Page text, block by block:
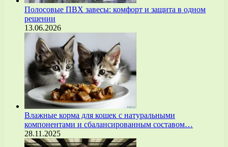
Полосовые ПВХ завесы: комфорт и защита в одном
решении
13.06.2026
Влажные корма для кошек с натуральными
компонентами и сбалансированным составом…
28.11.2025